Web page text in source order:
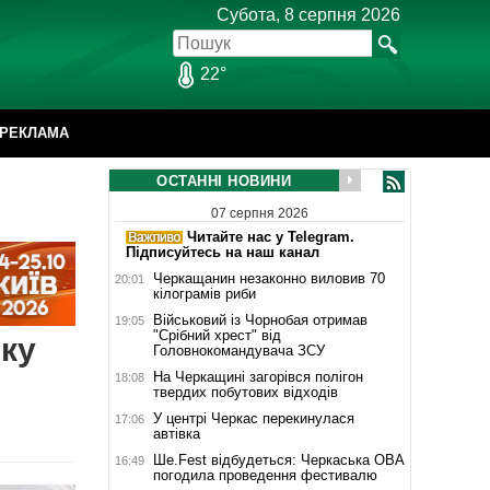
Субота, 8 серпня 2026
22°
РЕКЛАМА
ОСТАННІ НОВИНИ
07 серпня 2026
Читайте нас у Telegram.
Підписуйтесь на наш канал
20:01
Черкащанин незаконно виловив 70
кілограмів риби
19:05
Військовий із Чорнобая отримав
"Срібний хрест" від
Головнокомандувача ЗСУ
18:08
На Черкащині загорівся полігон
твердих побутових відходів
17:06
У центрі Черкас перекинулася
автівка
16:49
Ше.Fest відбудеться: Черкаська ОВА
погодила проведення фестивалю